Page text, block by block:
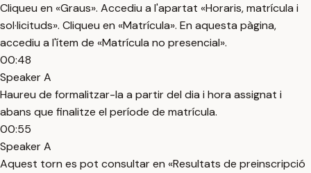
Cliqueu en «Graus». Accediu a l'apartat «Horaris, matrícula i
sol·licituds». Cliqueu en «Matrícula». En aquesta pàgina,
accediu a l'ítem de «Matrícula no presencial».
00:48
Speaker A
Haureu de formalitzar-la a partir del dia i hora assignat i
abans que finalitze el període de matrícula.
00:55
Speaker A
Aquest torn es pot consultar en «Resultats de preinscripció